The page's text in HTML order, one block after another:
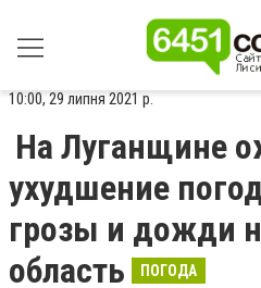
10:00, 29 липня 2021 р.
На Луганщине
ухудшение
грозы и дожди
область
ПОГОДА